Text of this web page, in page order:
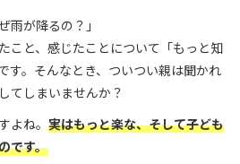
雨が降るの？」
こと、感じたことについて「もっと知
す。そんなとき、ついつい親は聞かれ
てしまいませんか？
よね。 実はもっと楽な、そして子ども
です。